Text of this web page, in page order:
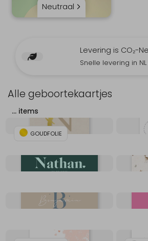
Neutraal
Levering is CO₂-
Snelle levering in NL
Alle geboortekaartjes
… items
GOUDFOLIE